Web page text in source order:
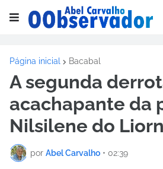
Página inicial Bacabal
A segunda
acachapante da
Nilsilene do
por Abel Carvalho • 02:39